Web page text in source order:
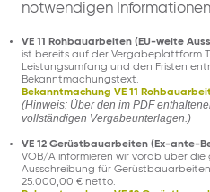
notwendigen
VE 11 Rohbauarbeiten (EU-weite
ist bereits auf der Vergabeplattform
Leistungsumfang und den Fristen
Bekanntmachungstext.
Bekanntmachung VE 11
(Hinweis: Über den im PDF
vollständigen Vergabeunterlagen.)
VE 12 Gerüstbauarbeiten (Ex-ante-
VOB/A informieren wir vorab über
Ausschreibung für
25.000,00 € netto.